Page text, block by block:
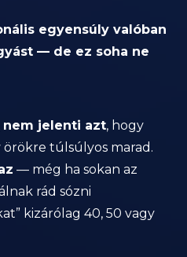
egyensúly valóban
— de ez soha ne
nem jelenti azt, hogy
túlsúlyos marad.
— még ha sokan az
rád sózni
kizárólag 40, 50 vagy